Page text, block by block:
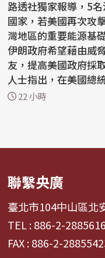
路透社獨家報導，5
國家，若美國再次攻
灣地區的重要能源基礎設施
伊朗政府希望藉由威
友，提高美國政府採取
人士指出，在美國總
網絡...
22 小時
聯繫央廣
臺北市104中山區北
TEL : 886-2-
FAX : 886-2-